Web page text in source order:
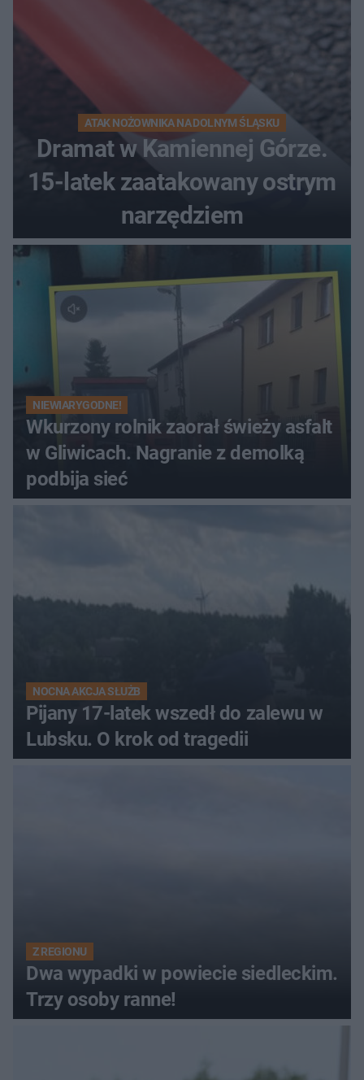
ATAK NOŻOWNIKA NA DOLNYM ŚLĄSKU
Dramat w Kamiennej Górze.
15-latek zaatakowany ostrym
narzędziem
NIEWIARYGODNE!
Wkurzony rolnik zaorał świeży asfalt
w Gliwicach. Nagranie z demolką
podbija sieć
NOCNA AKCJA SŁUŻB
Pijany 17-latek wszedł do zalewu w
Lubsku. O krok od tragedii
Z REGIONU
Dwa wypadki w powiecie siedleckim.
Trzy osoby ranne!